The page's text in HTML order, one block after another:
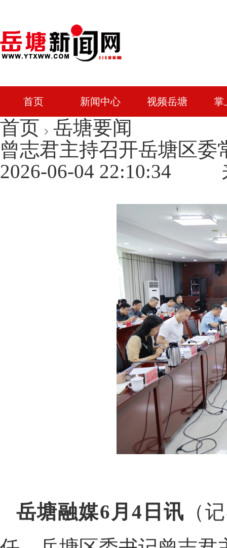
首页 新闻中心 视频岳塘 掌
首页
岳塘要闻
曾志君主持召开岳塘区委
2026-06-04 22:10:34
岳塘融媒6月4日讯 （